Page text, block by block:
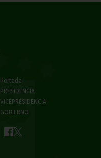
Portada
PRESIDENCIA
VICEPRESIDENCIA
GOBIERNO